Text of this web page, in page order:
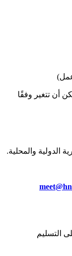
أن تتغير وفقًا
الدولية والمحلية.
التسليم